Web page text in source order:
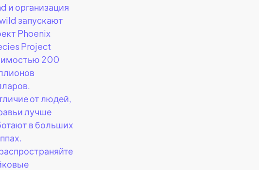
и организация
запускают
Phoenix
Project
200
от людей,
лучше
в больших